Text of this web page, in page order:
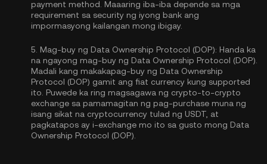
payment method. Maaaring iba-iba depende sa mga
requirement sa security ng iyong bank ang
impormasyong kailangan mong ibigay.
5. Mag-buy ng Data Ownership Protocol (DOP): Handa ka
na ngayong mag-buy ng Data Ownership Protocol (DOP).
Madali kang makakapag-buy ng Data Ownership
Protocol (DOP) gamit ang fiat currency kung supported
ito. Puwede ka ring magsagawa ng crypto-to-crypto
exchange sa pamamagitan ng pag-purchase muna ng
isang sikat na cryptocurrency tulad ng USDT , at
pagkatapos ay i-exchange mo ito sa gusto mong Data
Ownership Protocol (DOP).